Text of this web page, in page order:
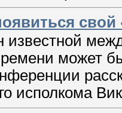
известной
может
исполкома